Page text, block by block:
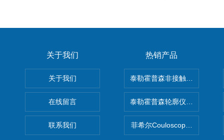
关于我们
关于我们
在线留言
联系我们
热销产品
泰勒霍普森非接触式轮廓仪
泰勒霍普森轮廓仪|TAYLOR
菲希尔Couloscope CMS2电